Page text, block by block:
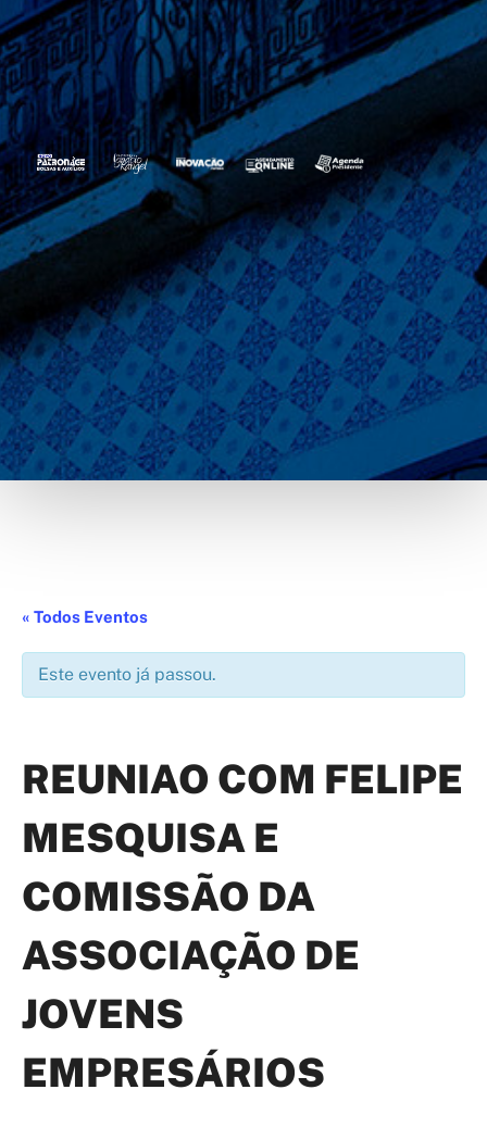
« Todos Eventos
Este evento já passou.
REUNIAO COM FELIPE
MESQUISA E
COMISSÃO DA
ASSOCIAÇÃO DE
JOVENS
EMPRESÁRIOS